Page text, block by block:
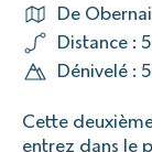
De
Distance :
Dénivelé :
Cette
entrez dans le